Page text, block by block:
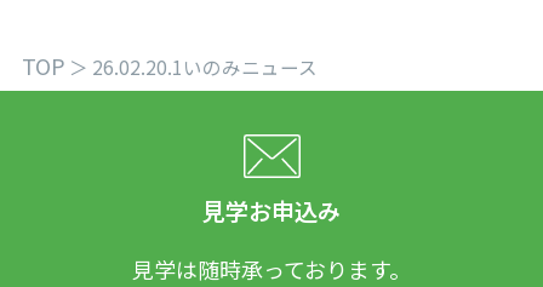
TOP ＞ 26.02.20.1いのみニュース
見学お申込み
見学は随時承っております。